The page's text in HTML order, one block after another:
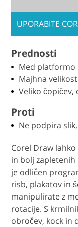
UPORABITE
Prednosti
Med platformo
Majhna velikost
Veliko čopičev,
Proti
Ne podpira
Corel Draw
in bolj
je odličen
risb, plakatov in
manipulirate z
rotacije. S
obročev, kock in